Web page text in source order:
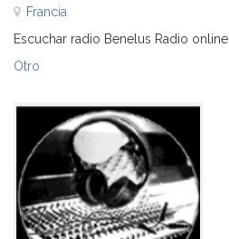
Francia
Escuchar radio Benelus Radio online
Otro